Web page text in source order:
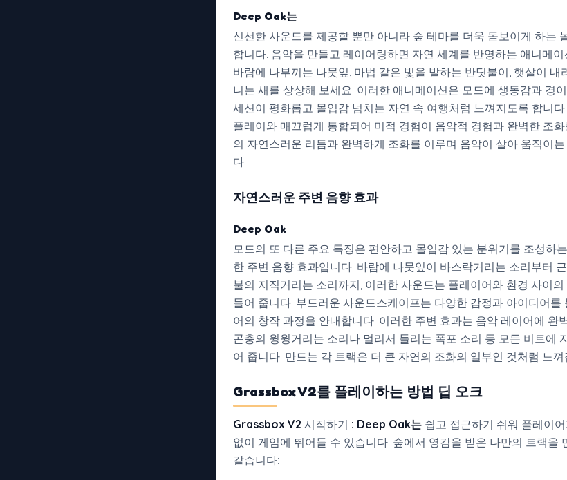
Deep Oak는
신선한 사운드를 제공할 뿐만 아니라 숲 테마를 더욱 돋보이게 하는
합니다. 음악을 만들고 레이어링하면 자연 세계를 반영하는 애니메
바람에 나부끼는 나뭇잎, 마법 같은 빛을 발하는 반딧불이, 햇살이 내
니는 새를 상상해 보세요. 이러한 애니메이션은 모드에 생동감과 경
세션이 평화롭고 몰입감 넘치는 자연 속 여행처럼 느껴지도록 합니
플레이와 매끄럽게 통합되어 미적 경험이 음악적 경험과 완벽한 조
의 자연스러운 리듬과 완벽하게 조화를 이루며 음악이 살아 움직이
다.
자연스러운 주변 음향 효과
Deep Oak
모드의 또 다른 주요 특징은 편안하고 몰입감 있는 분위기를 조성하
한 주변 음향 효과입니다. 바람에 나뭇잎이 바스락거리는 소리부터
불의 지직거리는 소리까지, 이러한 사운드는 플레이어와 환경 사이
들어 줍니다. 부드러운 사운드스케이프는 다양한 감정과 아이디어를
어의 창작 과정을 안내합니다. 이러한 주변 효과는 음악 레이어에 완
곤충의 윙윙거리는 소리나 멀리서 들리는 폭포 소리 등 모든 비트에
어 줍니다. 만드는 각 트랙은 더 큰 자연의 조화의 일부인 것처럼 느껴
Grassbox V2를 플레이하는 방법 딥 오크
Grassbox V2 시작하기 : Deep Oak는 쉽고 접근하기 쉬워 플레이
없이 게임에 뛰어들 수 있습니다. 숲에서 영감을 받은 나만의 트랙을
같습니다: